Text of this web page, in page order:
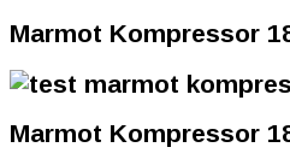
Marmot Kompressor
Marmot Kompressor